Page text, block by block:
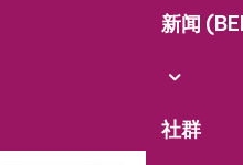
新闻
社群